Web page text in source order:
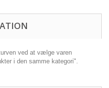
ved at vælge varen
i den samme kategori".